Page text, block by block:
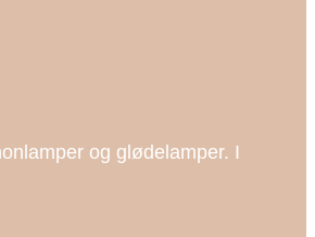
og glødelamper. I